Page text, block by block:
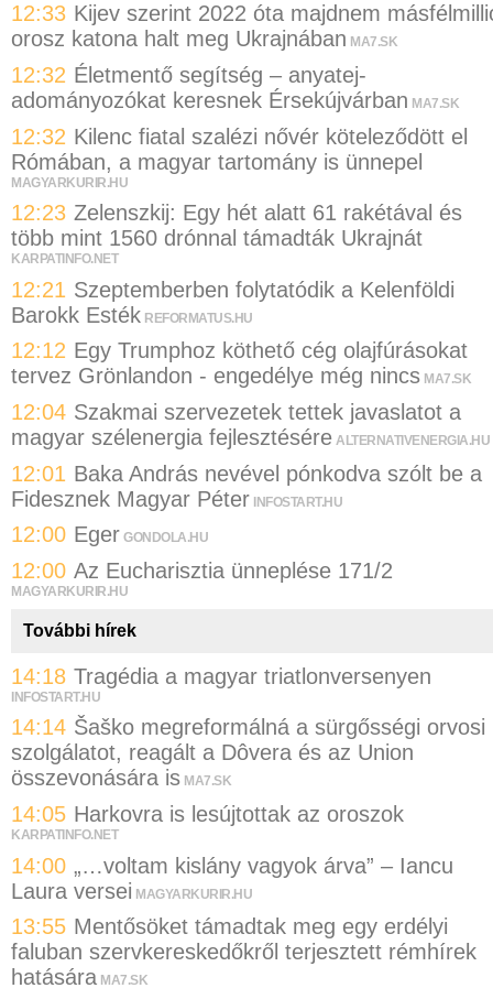
12:33 Kijev szerint 2022 óta majdnem
orosz katona halt meg Ukrajnában MA7.SK
12:32 Életmentő segítség – anyatej-
adományozókat keresnek Érsekújvárban MA7.SK
12:32 Kilenc fiatal szalézi nővér köteleződött el
Rómában, a magyar tartomány is ünnepel
MAGYARKURIR.HU
12:23 Zelenszkij: Egy hét alatt 61 rakétával és
több mint 1560 drónnal támadták Ukrajnát
KARPATINFO.NET
12:21 Szeptemberben folytatódik a Kelenföldi
Barokk Esték REFORMATUS.HU
12:12 Egy Trumphoz köthető cég olajfúrásokat
tervez Grönlandon - engedélye még nincs MA7.SK
12:04 Szakmai szervezetek tettek javaslatot a
magyar szélenergia fejlesztésére ALTERNATIVENERGIA.HU
12:01 Baka András nevével pónkodva szólt be a
Fidesznek Magyar Péter INFOSTART.HU
12:00 Eger GONDOLA.HU
12:00 Az Eucharisztia ünneplése 171/2
MAGYARKURIR.HU
További hírek
14:18 Tragédia a magyar triatlonversenyen
INFOSTART.HU
14:14 Šaško megreformálná a sürgősségi orvosi
szolgálatot, reagált a Dôvera és az Union
összevonására is MA7.SK
14:05 Harkovra is lesújtottak az oroszok
KARPATINFO.NET
14:00 „…voltam kislány vagyok árva” – Iancu
Laura versei MAGYARKURIR.HU
13:55 Mentősöket támadtak meg egy erdélyi
faluban szervkereskedőkről terjesztett rémhírek
hatására MA7.SK